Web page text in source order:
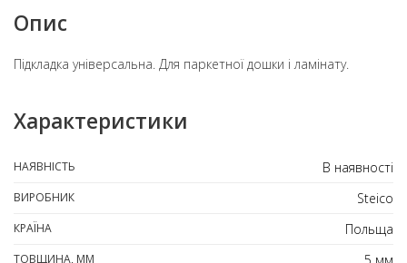
Опис
Підкладка універсальна. Для паркетної дошки і ламінату.
Характеристики
НАЯВНІСТЬ В наявності
ВИРОБНИК Steico
КРАЇНА Польща
ТОВЩИНА, ММ 5 мм